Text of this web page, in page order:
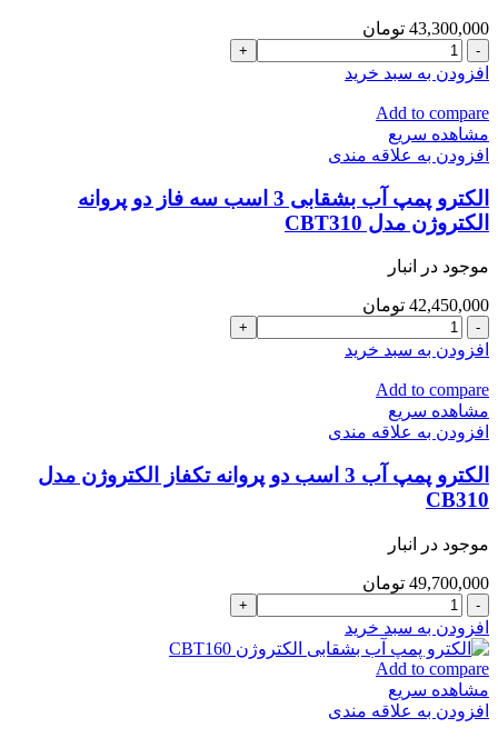
43,300,000 تومان
الکترو
پمپ
سایلنت
400
وات
مدل
WGZ15-
35EA
افزودن به سبد خرید
Add to compare
مشاهده سریع
افزودن به علاقه مندی
الکترو پمپ آب بشقابی 3 اسب سه فاز دو پروانه
الکتروژن مدل CBT310
موجود در انبار
42,450,000 تومان
الکترو
پمپ
بشقابی
3
اسب
فاز
دو
پروانه
الکتروژن
مدل
CBT310
عدد
افزودن به سبد خرید
Add to compare
مشاهده سریع
افزودن به علاقه مندی
الکترو پمپ آب 3 اسب دو پروانه تکفاز الکتروژن مدل
CB310
موجود در انبار
49,700,000 تومان
الکترو
پمپ
آب
3
اسب
دو
افزودن به سبد خرید
Add to compare
مشاهده سریع
افزودن به علاقه مندی